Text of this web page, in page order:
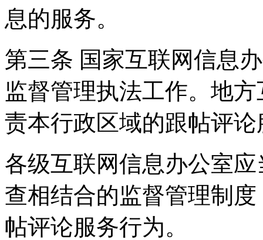
息的服务。
第三条 国家互联网信息
监督管理执法工作。地
责本行政区域的跟帖评
各级互联网信息办公室
查相结合的监督管理制
帖评论服务行为。